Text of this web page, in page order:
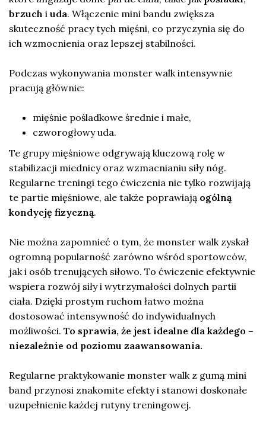
brzuch i uda. Włączenie mini bandu zwiększa
skuteczność pracy tych mięśni, co przyczynia się do
ich wzmocnienia oraz lepszej stabilności.
Podczas wykonywania monster walk intensywnie
pracują głównie:
mięśnie pośladkowe średnie i małe,
czworogłowy uda.
Te grupy mięśniowe odgrywają kluczową rolę w
stabilizacji miednicy oraz wzmacnianiu siły nóg.
Regularne treningi tego ćwiczenia nie tylko rozwijają
te partie mięśniowe, ale także poprawiają ogólną
kondycję fizyczną.
Nie można zapomnieć o tym, że monster walk zyskał
ogromną popularność zarówno wśród sportowców,
jak i osób trenujących siłowo. To ćwiczenie efektywnie
wspiera rozwój siły i wytrzymałości dolnych partii
ciała. Dzięki prostym ruchom łatwo można
dostosować intensywność do indywidualnych
możliwości. To sprawia, że jest idealne dla każdego –
niezależnie od poziomu zaawansowania.
Regularne praktykowanie monster walk z gumą mini
band przynosi znakomite efekty i stanowi doskonałe
uzupełnienie każdej rutyny treningowej.